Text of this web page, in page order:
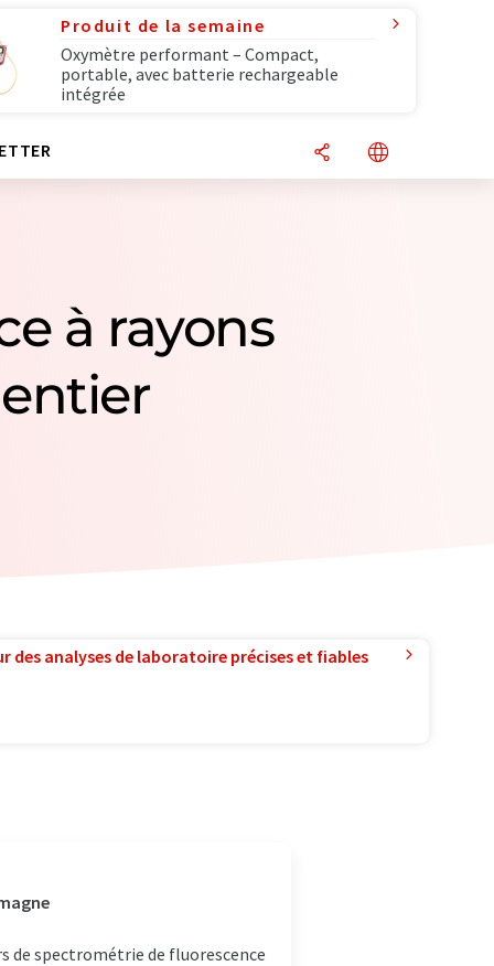
Produit de la semaine
Oxymètre performant – Compact,
portable, avec batterie rechargeable
intégrée
à rayons
des analyses de laboratoire précises et fiables
de spectrométrie de fluorescence